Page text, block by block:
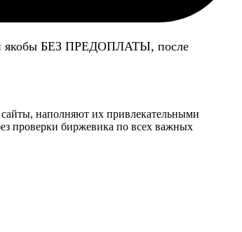
якобы БЕЗ ПРЕДОПЛАТЫ, после
наполняют их привлекательными
проверки биржевика по всех важных